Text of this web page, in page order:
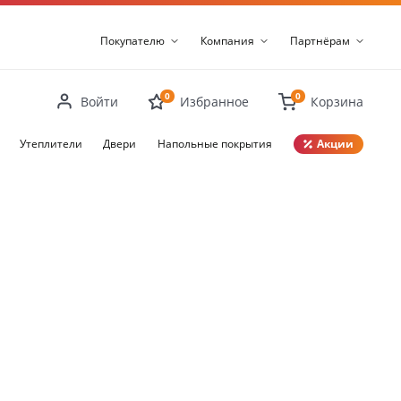
Покупателю Компания Партнёрам
Войти 0 Избранное 0 Корзина
Утеплители Двери Напольные покрытия Акции